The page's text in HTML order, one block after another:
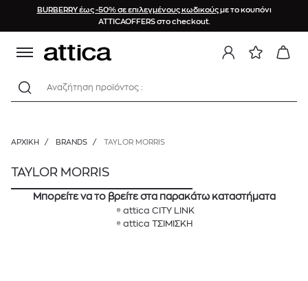
BURBERRY έως -50% σε επιλεγμένους κωδικούςμε το κουπόνι
ATTICAOFFERS στο checkout.
Αναζήτηση προϊόντος :
ΑΡΧΙΚΉ / BRANDS / TAYLOR MORRIS
TAYLOR MORRIS
Μπορείτε να το βρείτε στα παρακάτω καταστήματα
attica CITY LINK
attica ΤΣΙΜΙΣΚΗ